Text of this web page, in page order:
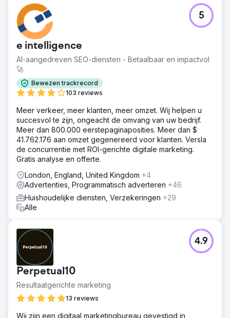
e intelligence
AI-aangedreven SEO-diensten - Betaalbaar en impactvol
🚀
Bewezen trackrecord
103 reviews
5
Meer verkeer, meer klanten, meer omzet. Wij helpen u
succesvol te zijn, ongeacht de omvang van uw bedrijf.
Meer dan 800.000 eerstepaginaposities. Meer dan $
41.762.176 aan omzet gegenereerd voor klanten. Versla
de concurrentie met ROI-gerichte digitale marketing.
Gratis analyse en offerte.
London, England, United Kingdom +4
Advertenties, Programmatisch adverteren +46
Huishoudelijke diensten, Verzekeringen +29
Alle
Perpetual10
Resultaatgerichte marketing
13 reviews
4.9
Wij zijn een digitaal marketingbureau gevestigd in